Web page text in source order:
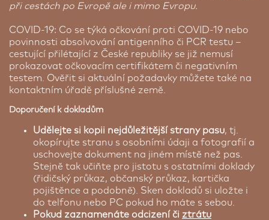
při cestách po Evropě ale i mimo Evropu.
COVID-19: Co se týká očkování proti COVID-19 nebo
povinnosti absolvování antigenního či PCR testu –
cestující přilétající z České republiky se již nemusí
prokazovat očkovacím certifikátem či negativním
testem. Ověřit si aktuální požadavky můžete také na
kontaktním úřadě příslušné země.
Doporučení k dokladům
Udělejte si kopii nejdůležitější strany pasu, tj.
okopírujte stranu s osobními údaji a fotografií a
uschovejte dokument na jiném místě než pas.
Stejně tak učiňte pro jistotu s ostatními doklady
(řidičský průkaz, občanský průkaz, kartička
pojištěnce a podobně). Sken dokladů si uložte i
do telfonu nebo PC pokud ho máte s sebou.
Pokud zaznamenáte odcizení či ztrátu